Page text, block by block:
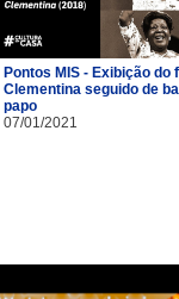
Pontos MIS - Exibição do
Clementina seguido de
papo
07/01/2021